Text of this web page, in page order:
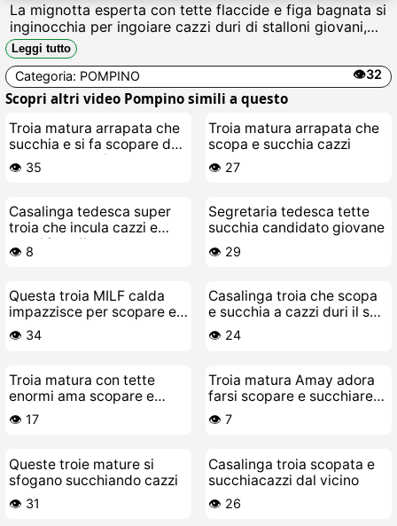
La mignotta esperta con tette flaccide e figa bagnata si
inginocchia per ingoiare cazzi duri di stalloni giovani,
poi si fa sfondare la passera slabbrata fino a
schizzareare e implorare sborra calda in bocca e culo.
Leggi tutto
Categoria: POMPINO 👁️32
Scopri altri video Pompino simili a questo
Troia matura arrapata che
succhia e si fa scopare dal
suo stallone più giovane
👁️ 35
Troia matura arrapata che
scopa e succhia cazzi
👁️ 27
Casalinga tedesca super
troia che incula cazzi e
succhia palle
👁️ 8
Segretaria tedesca tette
succhia candidato giovane
👁️ 29
Questa troia MILF calda
impazzisce per scopare e
succhiare cazzi grossi
👁️ 34
Casalinga troia che scopa
e succhia a cazzi duri il suo
stallone giovane
👁️ 24
Troia matura con tette
enormi ama scopare e
succhiare il cazzo del suo
toy-boy
👁️ 17
Troia matura Amay adora
farsi scopare e succhiare
cazzi
👁️ 7
Queste troie mature si
sfogano succhiando cazzi
👁️ 31
Casalinga troia scopata e
succhiacazzi dal vicino
👁️ 26